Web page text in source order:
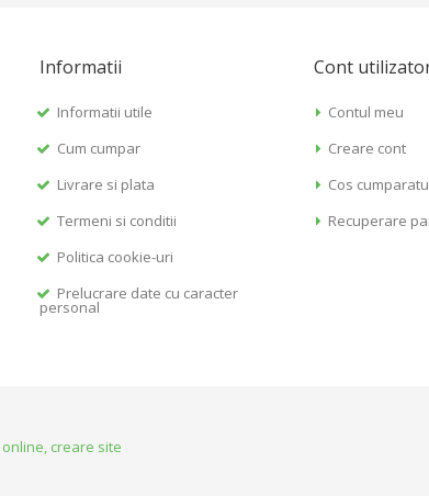
Informatii
Informatii utile
Cum cumpar
Livrare si plata
Termeni si conditii
Politica cookie-uri
Prelucrare date cu caracter
personal
Cont
Contul meu
Creare cont
Cos
Recuperare